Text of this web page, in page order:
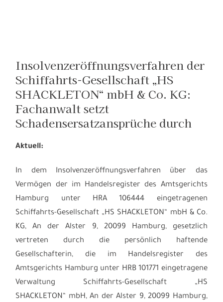
Insolvenzeröffnungsverfahren der
Schiffahrts-Gesellschaft „HS
SHACKLETON“ mbH & Co. KG:
Fachanwalt setzt
Schadensersatzansprüche durch
Aktuell:
In dem Insolvenzeröffnungsverfahren über das
Vermögen der im Handelsregister des Amtsgerichts
Hamburg unter HRA 106444 eingetragenen
Schiffahrts-Gesellschaft „HS SHACKLETON“ mbH & Co.
KG, An der Alster 9, 20099 Hamburg, gesetzlich
vertreten durch die persönlich haftende
Gesellschafterin, die im Handelsregister des
Amtsgerichts Hamburg unter HRB 101771 eingetragene
Verwaltung Schiffahrts-Gesellschaft „HS
SHACKLETON“ mbH, An der Alster 9, 20099 Hamburg,